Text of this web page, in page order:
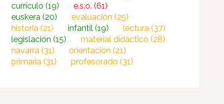
currículo(19) e.s.o.(61)
euskera(20) evaluación(25)
historia(21) infantil(19) lectura(37)
legislación(15) material didáctico(28)
navarra(31) orientación(21)
primaria(31) profesorado(31)